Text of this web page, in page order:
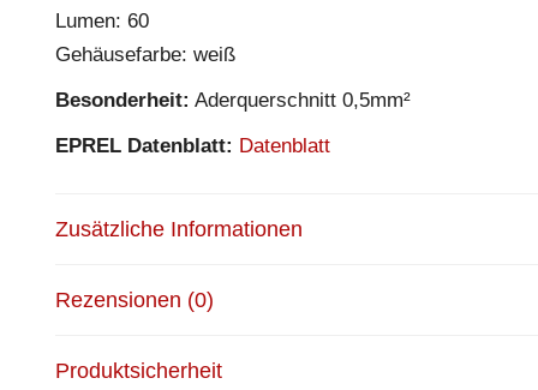
Lumen: 60
Gehäusefarbe: weiß
Besonderheit: Aderquerschnitt 0,5mm²
EPREL Datenblatt: Datenblatt
Zusätzliche Informationen
Rezensionen (0)
Produktsicherheit